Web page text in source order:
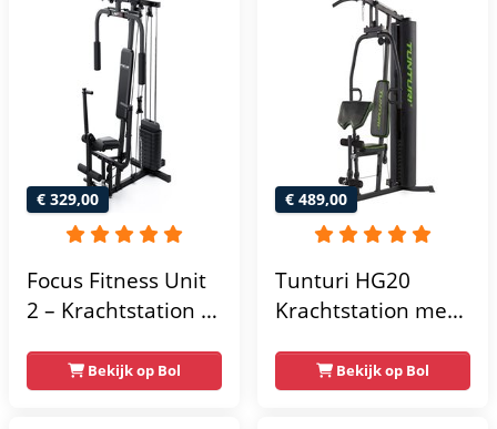
€ 329,00
Focus Fitness Unit
2 – Krachtstation –
– Lat Pulley
Bekijk op Bol
€ 489,00
Tunturi HG20
Krachtstation met
Compacte home
gym met lat pulley
Bekijk op Bol